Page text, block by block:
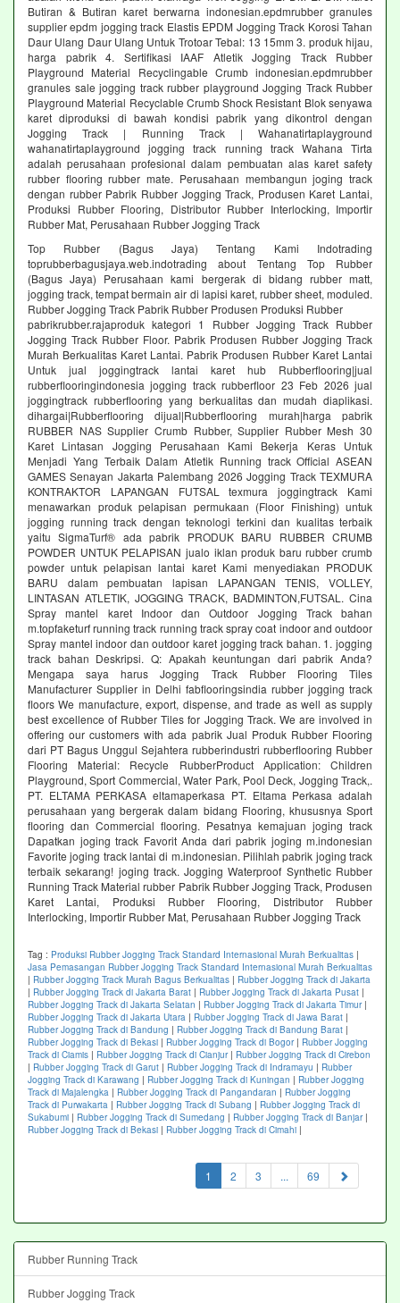
Butiran & Butiran karet berwarna indonesian.epdmrubber granules
supplier epdm jogging track Elastis EPDM Jogging Track Korosi Tahan
Daur Ulang Daur Ulang Untuk Trotoar Tebal: 13 15mm 3. produk hijau,
harga pabrik 4. Sertifikasi IAAF Atletik Jogging Track Rubber
Playground Material Recyclingable Crumb indonesian.epdmrubber
granules sale jogging track rubber playground Jogging Track Rubber
Playground Material Recyclable Crumb Shock Resistant Blok senyawa
karet diproduksi di bawah kondisi pabrik yang dikontrol dengan
Jogging Track | Running Track | Wahanatirtaplayground
wahanatirtaplayground jogging track running track Wahana Tirta
adalah perusahaan profesional dalam pembuatan alas karet safety
rubber flooring rubber mate. Perusahaan membangun joging track
dengan rubber Pabrik Rubber Jogging Track, Produsen Karet Lantai,
Produksi Rubber Flooring, Distributor Rubber Interlocking, Importir
Rubber Mat, Perusahaan Rubber Jogging Track
Top Rubber (Bagus Jaya) Tentang Kami Indotrading
toprubberbagusjaya.web.indotrading about Tentang Top Rubber
(Bagus Jaya) Perusahaan kami bergerak di bidang rubber matt,
jogging track, tempat bermain air di lapisi karet, rubber sheet, moduled.
Rubber Jogging Track Pabrik Rubber Produsen Produksi Rubber
pabrikrubber.rajaproduk kategori 1 Rubber Jogging Track Rubber
Jogging Track Rubber Floor. Pabrik Produsen Rubber Jogging Track
Murah Berkualitas Karet Lantai. Pabrik Produsen Rubber Karet Lantai
Untuk jual joggingtrack lantai karet hub Rubberflooring|jual
rubberflooringindonesia jogging track rubberfloor 23 Feb 2026 jual
joggingtrack rubberflooring yang berkualitas dan mudah diaplikasi.
dihargai|Rubberflooring dijual|Rubberflooring murah|harga pabrik
RUBBER NAS Supplier Crumb Rubber, Supplier Rubber Mesh 30
Karet Lintasan Jogging Perusahaan Kami Bekerja Keras Untuk
Menjadi Yang Terbaik Dalam Atletik Running track Official ASEAN
GAMES Senayan Jakarta Palembang 2026 Jogging Track TEXMURA
KONTRAKTOR LAPANGAN FUTSAL texmura joggingtrack Kami
menawarkan produk pelapisan permukaan (Floor Finishing) untuk
jogging running track dengan teknologi terkini dan kualitas terbaik
yaitu SigmaTurf® ada pabrik PRODUK BARU RUBBER CRUMB
POWDER UNTUK PELAPISAN jualo iklan produk baru rubber crumb
powder untuk pelapisan lantai karet Kami menyediakan PRODUK
BARU dalam pembuatan lapisan LAPANGAN TENIS, VOLLEY,
LINTASAN ATLETIK, JOGGING TRACK, BADMINTON,FUTSAL. Cina
Spray mantel karet Indoor dan Outdoor Jogging Track bahan
m.topfaketurf running track running track spray coat indoor and outdoor
Spray mantel indoor dan outdoor karet jogging track bahan. 1. jogging
track bahan Deskripsi. Q: Apakah keuntungan dari pabrik Anda?
Mengapa saya harus Jogging Track Rubber Flooring Tiles
Manufacturer Supplier in Delhi fabflooringsindia rubber jogging track
floors We manufacture, export, dispense, and trade as well as supply
best excellence of Rubber Tiles for Jogging Track. We are involved in
offering our customers with ada pabrik Jual Produk Rubber Flooring
dari PT Bagus Unggul Sejahtera rubberindustri rubberflooring Rubber
Flooring Material: Recycle RubberProduct Application: Children
Playground, Sport Commercial, Water Park, Pool Deck, Jogging Track,.
PT. ELTAMA PERKASA eltamaperkasa PT. Eltama Perkasa adalah
perusahaan yang bergerak dalam bidang Flooring, khususnya Sport
flooring dan Commercial flooring. Pesatnya kemajuan joging track
Dapatkan joging track Favorit Anda dari pabrik joging m.indonesian
Favorite joging track lantai di m.indonesian. Pilihlah pabrik joging track
terbaik sekarang! joging track. Jogging Waterproof Synthetic Rubber
Running Track Material rubber Pabrik Rubber Jogging Track, Produsen
Karet Lantai, Produksi Rubber Flooring, Distributor Rubber
Interlocking, Importir Rubber Mat, Perusahaan Rubber Jogging Track
Tag : Produksi Rubber Jogging Track Standard Internasional Murah Berkualitas |
Jasa Pemasangan Rubber Jogging Track Standard Internasional Murah Berkualitas
| Rubber Jogging Track Murah Bagus Berkualitas | Rubber Jogging Track di Jakarta
| Rubber Jogging Track di Jakarta Barat | Rubber Jogging Track di Jakarta Pusat |
Rubber Jogging Track di Jakarta Selatan | Rubber Jogging Track di Jakarta Timur|
Rubber Jogging Track di Jakarta Utara | Rubber Jogging Track di Jawa Barat |
Rubber Jogging Track di Bandung | Rubber Jogging Track di Bandung Barat |
Rubber Jogging Track di Bekasi | Rubber Jogging Track di Bogor| Rubber Jogging
Track di Ciamis | Rubber Jogging Track di Cianjur| Rubber Jogging Track di Cirebon
| Rubber Jogging Track di Garut | Rubber Jogging Track di Indramayu | Rubber
Jogging Track di Karawang | Rubber Jogging Track di Kuningan | Rubber Jogging
Track di Majalengka | Rubber Jogging Track di Pangandaran | Rubber Jogging
Track di Purwakarta | Rubber Jogging Track di Subang | Rubber Jogging Track di
Sukabumi | Rubber Jogging Track di Sumedang | Rubber Jogging Track di Banjar|
Rubber Jogging Track di Bekasi | Rubber Jogging Track di Cimahi |
1 (current)
2 3 ... 69
Rubber Running Track
Rubber Jogging Track